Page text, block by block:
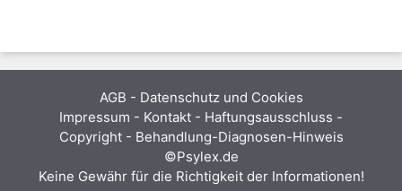
AGB - Datenschutz und Cookies
Impressum - Kontakt - Haftungsausschluss -
Copyright - Behandlung-Diagnosen-Hinweis
©Psylex.de
Keine Gewähr für die Richtigkeit der Informationen!